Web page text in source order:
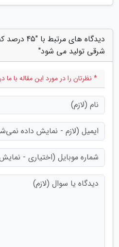
دیدگاه های
شرقی تولید می شود"
* نظرتان را در مورد این مقاله با ما